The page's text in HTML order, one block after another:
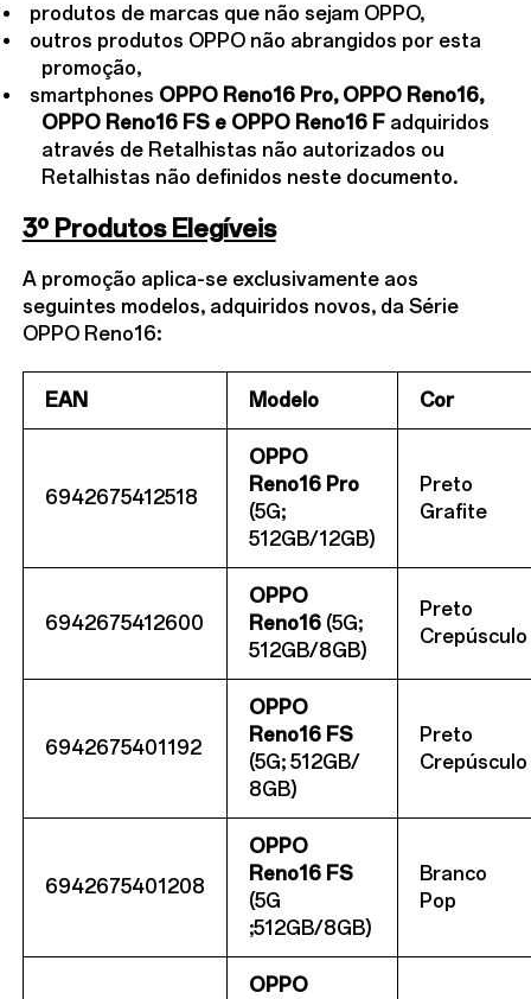
produtos de marcas que não sejam OPPO,
outros produtos OPPO não abrangidos por esta
promoção,
smartphones OPPO Reno16 Pro, OPPO Reno16,
OPPO Reno16 FS e OPPO Reno16 Fadquiridos
através de Retalhistas não autorizados ou
Retalhistas não definidos neste documento.
3º Produtos Elegíveis
A promoção aplica-se exclusivamente aos
seguintes modelos, adquiridos novos, da Série
OPPO Reno16:
EAN Modelo Cor
6942675412518
OPPO
Reno16 Pro
(5G;
512GB/12GB)
Preto
Grafite
6942675412600
OPPO
Reno16(5G;
512GB/8GB)
Preto
Crepúsculo
6942675401192
OPPO
Reno16 FS
(5G; 512GB/
8GB)
Preto
Crepúsculo
6942675401208
OPPO
Reno16 FS
(5G
;512GB/8GB)
Branco
Pop
OPPO